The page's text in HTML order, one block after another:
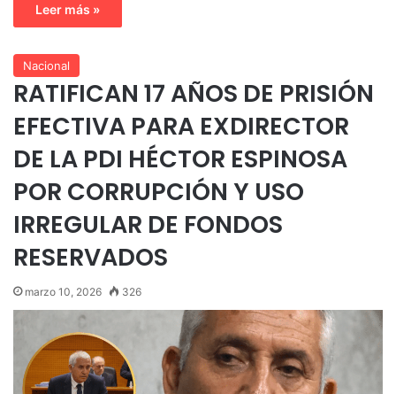
Leer más »
Nacional
RATIFICAN 17 AÑOS DE PRISIÓN
EFECTIVA PARA EXDIRECTOR
DE LA PDI HÉCTOR ESPINOSA
POR CORRUPCIÓN Y USO
IRREGULAR DE FONDOS
RESERVADOS
marzo 10, 2026 326